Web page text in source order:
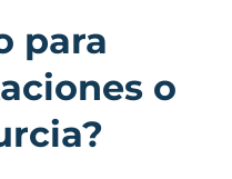
para
o